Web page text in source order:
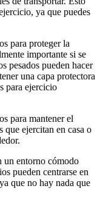
ya que puedes
para proteger la
importante si se
pesados pueden hacer
una capa protectora
para ejercicio
para mantener el
ejercitan en casa o
un entorno cómodo
pueden centrarse en
que no hay nada que